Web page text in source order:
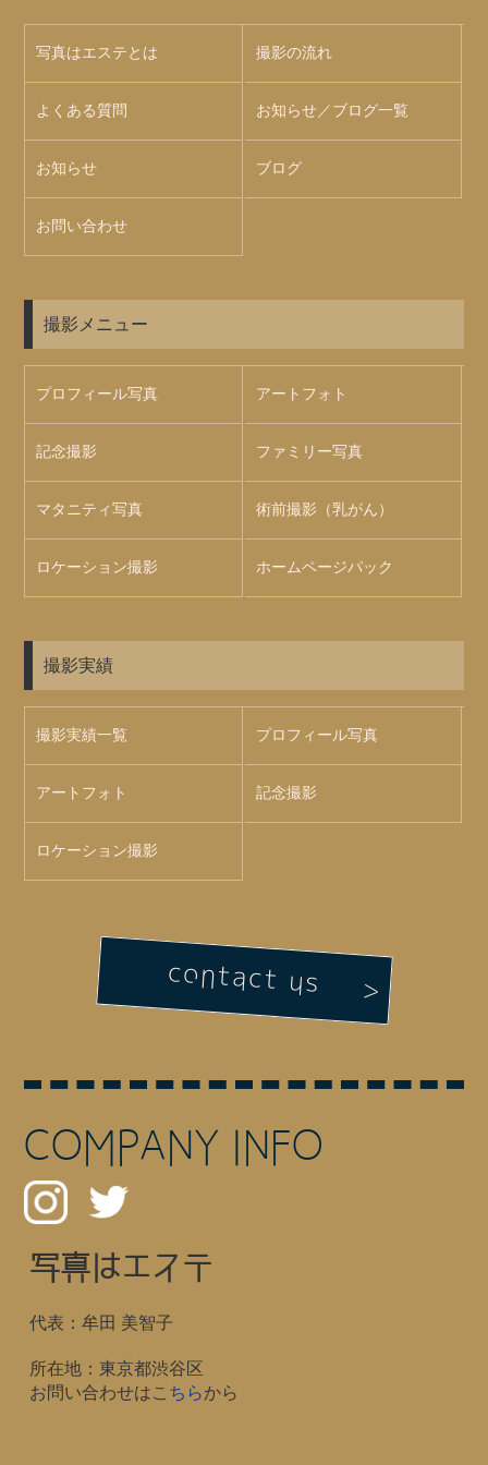
写真はエステとは 撮影の流れ
よくある質問 お知らせ／ブログ一覧
お知らせ ブログ
お問い合わせ
撮影メニュー
プロフィール写真 アートフォト
記念撮影 ファミリー写真
マタニティ写真 術前撮影（乳がん）
ロケーション撮影 ホームページパック
撮影実績
撮影実績一覧 プロフィール写真
アートフォト 記念撮影
ロケーション撮影
contact us
COMPANY INFO
写真はエステ
代表：牟田 美智子
所在地：東京都渋谷区
お問い合わせはこちらから